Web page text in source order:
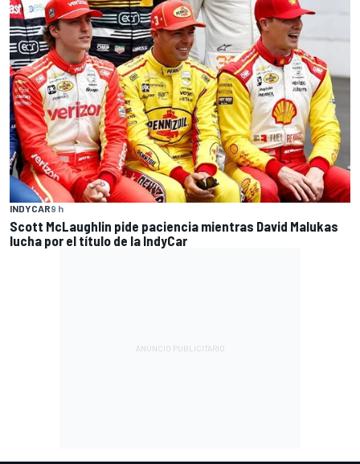
INDYCAR9 h
Scott McLaughlin pide paciencia mientras David Malukas
lucha por el título de la IndyCar